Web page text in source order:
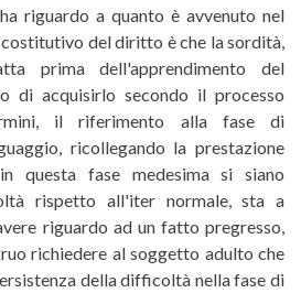
riguardo a quanto è avvenuto nel
del diritto è che la sordità,
prima dell'apprendimento del
di acquisirlo secondo il processo
il riferimento alla fase di
ricollegando la prestazione
questa fase medesima si siano
rispetto all'iter normale, sta a
riguardo ad un fatto pregresso,
richiedere al soggetto adulto che
della difficoltà nella fase di